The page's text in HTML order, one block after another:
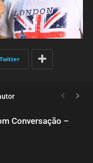
Twitter
Conversação –